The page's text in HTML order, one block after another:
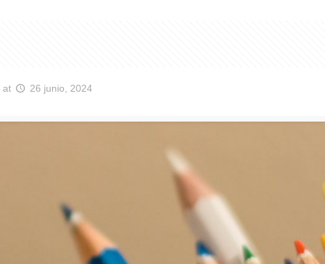
at 26 junio, 2024